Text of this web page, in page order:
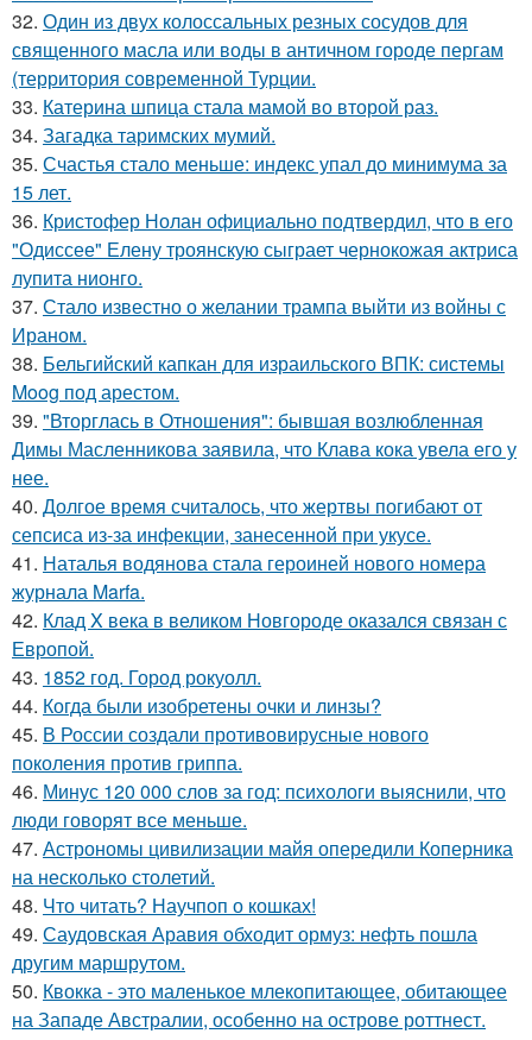
32. Один из двух колоссальных резных сосудов для
священного масла или воды в античном городе пергам
(территория современной Турции.
33. Катерина шпица стала мамой во второй раз.
34. Загадка таримских мумий.
35. Счастья стало меньше: индекс упал до минимума за
15 лет.
36. Кристофер Нолан официально подтвердил, что в его
"Одиссее" Елену троянскую сыграет чернокожая актриса
лупита нионго.
37. Стало известно о желании трампа выйти из войны с
Ираном.
38. Бельгийский капкан для израильского ВПК: системы
Moog под арестом.
39. "Вторглась в Отношения": бывшая возлюбленная
Димы Масленникова заявила, что Клава кока увела его у
нее.
40. Долгое время считалось, что жертвы погибают от
сепсиса из-за инфекции, занесенной при укусе.
41. Наталья водянова стала героиней нового номера
журнала Marfa.
42. Клад X века в великом Новгороде оказался связан с
Европой.
43. 1852 год. Город рокуолл.
44. Когда были изобретены очки и линзы?
45. В России создали противовирусные нового
поколения против гриппа.
46. Минус 120 000 слов за год: психологи выяснили, что
люди говорят все меньше.
47. Астрономы цивилизации майя опередили Коперника
на несколько столетий.
48. Что читать? Научпоп о кошках!
49. Саудовская Аравия обходит ормуз: нефть пошла
другим маршрутом.
50. Квокка - это маленькое млекопитающее, обитающее
на Западе Австралии, особенно на острове роттнест.